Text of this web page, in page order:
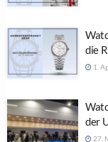
die
1.
der
27.